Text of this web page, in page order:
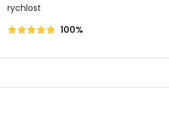
rychlost
100%